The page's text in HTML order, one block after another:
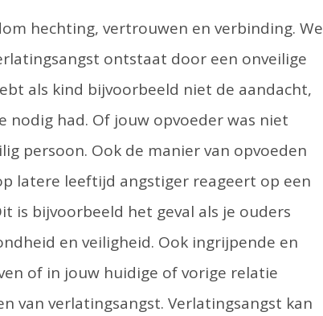
hechting, vertrouwen en verbinding. We
ontstaat door een onveilige
als kind bijvoorbeeld niet de aandacht,
nodig had. Of jouw opvoeder was niet
persoon. Ook de manier van opvoeden
latere leeftijd angstiger reageert op een
is bijvoorbeeld het geval als je ouders
en veiligheid. Ook ingrijpende en
of in jouw huidige of vorige relatie
van verlatingsangst. Verlatingsangst kan